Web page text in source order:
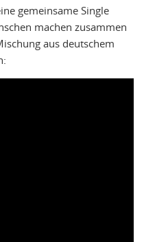
gemeinsame Single
machen zusammen
aus deutschem